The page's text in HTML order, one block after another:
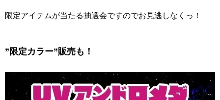
限定アイテムが当たる抽選会ですのでお見逃しなくっ！
”限定カラー”販売も！